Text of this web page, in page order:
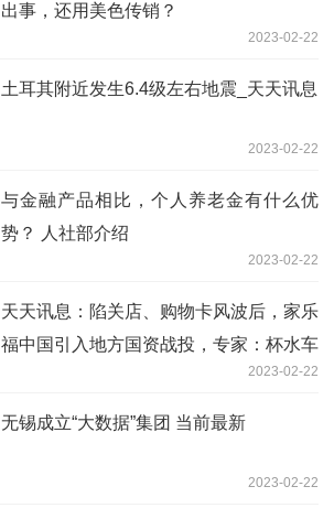
出事，还用美色传销？
2023-02-22
土耳其附近发生6.4级左右地震_天天讯息
2023-02-22
与金融产品相比，个人养老金有什么优
势？ 人社部介绍
2023-02-22
天天讯息：陷关店、购物卡风波后，家乐
福中国引入地方国资战投，专家：杯水车
2023-02-22
无锡成立“大数据”集团 当前最新
2023-02-22